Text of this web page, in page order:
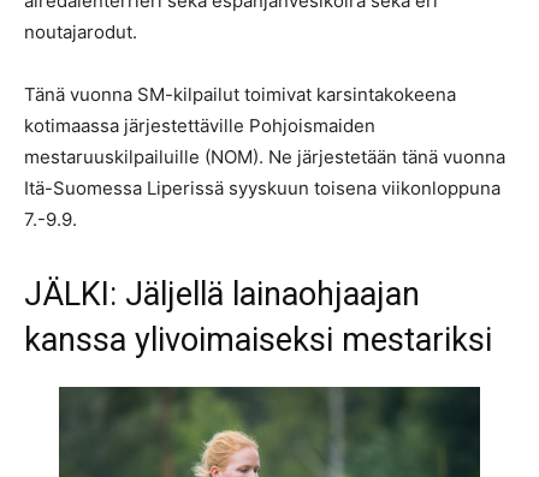
noutajarodut.
Tänä vuonna SM-kilpailut toimivat karsintakokeena
kotimaassa järjestettäville Pohjoismaiden
mestaruuskilpailuille (NOM). Ne järjestetään tänä vuonna
Itä-Suomessa Liperissä syyskuun toisena viikonloppuna
7.-9.9.
JÄLKI: Jäljellä lainaohjaajan
kanssa ylivoimaiseksi mestariksi